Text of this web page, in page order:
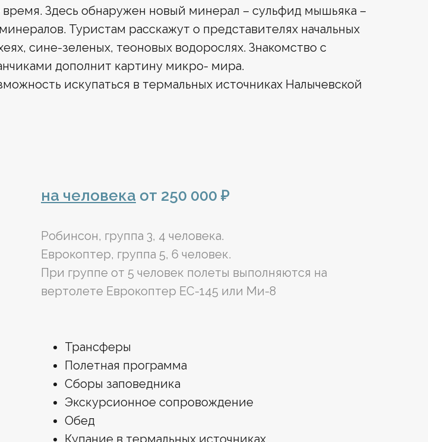
Здесь обнаружен новый минерал – сульфид мышьяка –
Туристам расскажут о представителях начальных
сине-зеленых, теоновых водорослях. Знакомство с
дополнит картину микро- мира.
искупаться в термальных источниках Налычевской
на человека от 250 000 ₽
Робинсон, группа 3, 4 человека.
Еврокоптер, группа 5, 6 человек.
При группе от 5 человек полеты выполняются на
вертолете Еврокоптер ЕС-145 или Ми-8
Трансферы
Полетная программа
Сборы заповедника
Экскурсионное сопровождение
Обед
Купание в термальных источниках